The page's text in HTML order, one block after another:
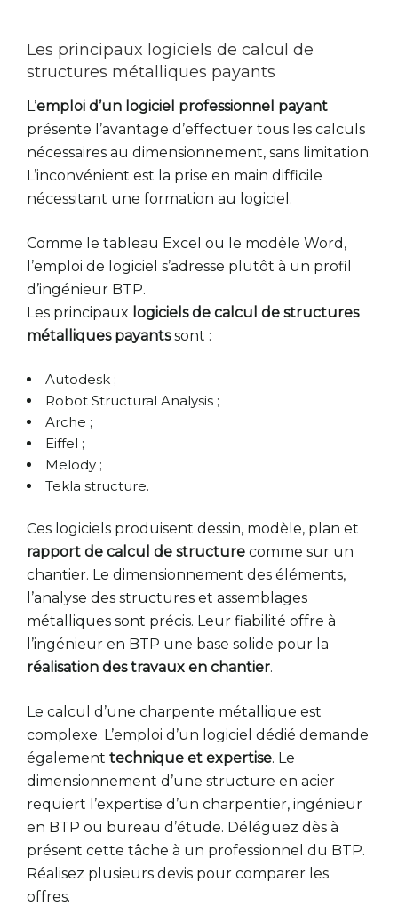
Les principaux logiciels de calcul de
structures métalliques payants
L’emploi d’un logiciel professionnel payant
présente l’avantage d’effectuer tous les calculs
nécessaires au dimensionnement, sans limitation.
L’inconvénient est la prise en main difficile
nécessitant une formation au logiciel.
Comme le tableau Excel ou le modèle Word,
l’emploi de logiciel s’adresse plutôt à un profil
d’ingénieur BTP.
Les principaux logiciels de calcul de structures
métalliques payantssont :
Autodesk ;
Robot Structural Analysis ;
Arche ;
Eiffel ;
Melody ;
Tekla structure.
Ces logiciels produisent dessin, modèle, plan et
rapport de calcul de structure comme sur un
chantier. Le dimensionnement des éléments,
l’analyse des structures et assemblages
métalliques sont précis. Leur fiabilité offre à
l’ingénieur en BTP une base solide pour la
réalisation des travaux en chantier.
Le calcul d’une charpente métallique est
complexe. L’emploi d’un logiciel dédié demande
également technique et expertise. Le
dimensionnement d’une structure en acier
requiert l’expertise d’un charpentier, ingénieur
en BTP ou bureau d’étude. Déléguez dès à
présent cette tâche à un professionnel du BTP.
Réalisez plusieurs devis pour comparer les
offres.